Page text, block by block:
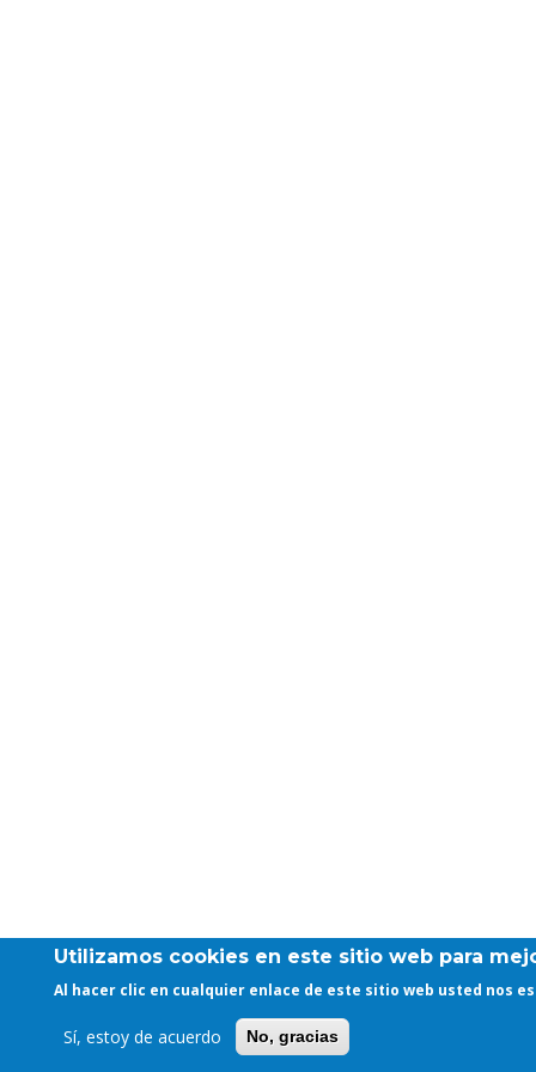
Utilizamos cookies en este sitio web para
Al hacer clic en cualquier enlace de este sitio web usted nos
Sí, estoy de acuerdo No, gracias